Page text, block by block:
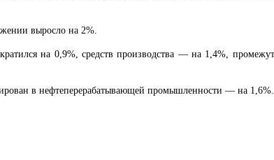
выросло на 2%.
на 0,9%, средств производства — на 1,4%,
в нефтеперерабатывающей промышленности — на